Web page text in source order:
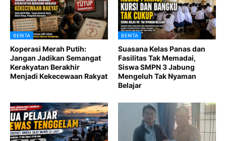
BERITA
Koperasi Merah Putih:
Jangan Jadikan Semangat
Kerakyatan Berakhir
Menjadi Kekecewaan Rakyat
BERITA
Suasana Kelas Panas dan
Fasilitas Tak Memadai,
Siswa SMPN 3 Jabung
Mengeluh Tak Nyaman
Belajar